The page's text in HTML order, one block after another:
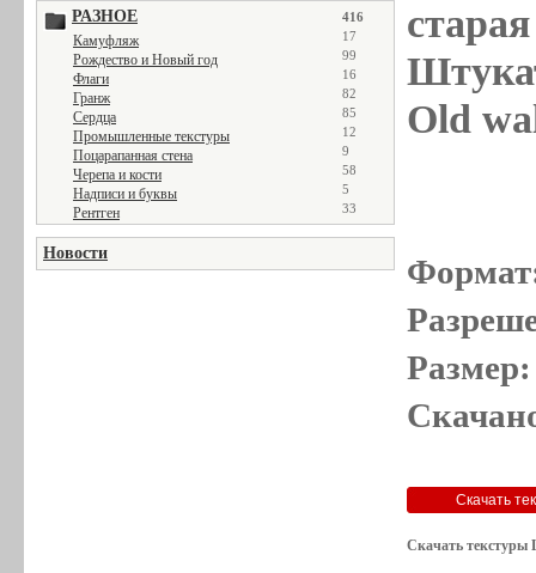
РАЗНОЕ 416
Камуфляж 17
Рождество и Новый год 99
Флаги 16
Гранж 82
Сердца 85
Промышленные текстуры 12
Поцарапанная стена 9
Черепа и кости 58
Надписи и буквы 5
Рентген 33
Новости
Old
Скачать текстуры